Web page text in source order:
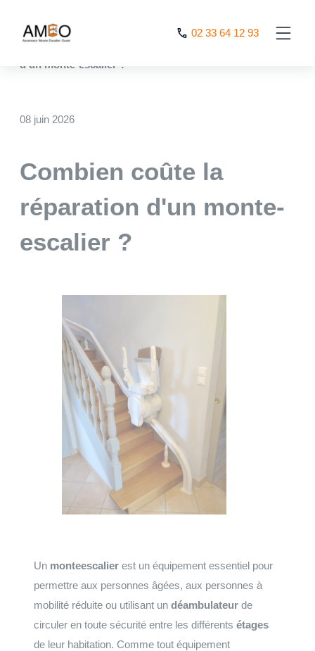
02 33 64 12 93
AMEO>Nos actualités
d’un monte-escalier ?
08 juin 2026
Combien coûte la
réparation d'un monte-
escalier ?
Un monteescalier est un équipement essentiel pour
permettre aux personnes âgées, aux personnes à
mobilité réduite ou utilisant un déambulateur de
circuler en toute sécurité entre les différents étages
de leur habitation. Comme tout équipement